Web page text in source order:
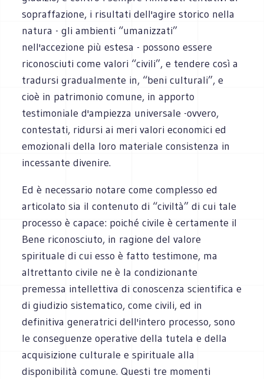
sopraffazione, i risultati dell'agire storico nella
natura - gli ambienti “umanizzati”
nell'accezione più estesa - possono essere
riconosciuti come valori “civili”, e tendere così a
tradursi gradualmente in, “beni culturali”, e
cioè in patrimonio comune, in apporto
testimoniale d'ampiezza universale -ovvero,
contestati, ridursi ai meri valori economici ed
emozionali della loro materiale consistenza in
incessante divenire.
Ed è necessario notare come complesso ed
articolato sia il contenuto di “civiltà” di cui tale
processo è capace: poiché civile è certamente il
Bene riconosciuto, in ragione del valore
spirituale di cui esso è fatto testimone, ma
altrettanto civile ne è la condizionante
premessa intellettiva di conoscenza scientifica e
di giudizio sistematico, come civili, ed in
definitiva generatrici dell'intero processo, sono
le conseguenze operative della tutela e della
acquisizione culturale e spirituale alla
disponibilità comune. Questi tre momenti